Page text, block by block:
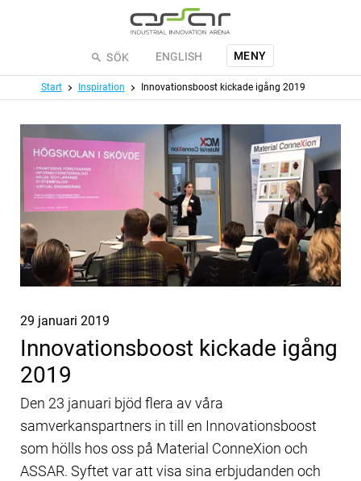
SÖK ENGLISH MENY
MenyStart Inspiration Innovationsboost kickade igång 2019
Publicerat
29 januari 2019
Innovationsboost kickade igång
2019
Den 23 januari bjöd flera av våra
samverkanspartners in till en Innovationsboost
som hölls hos oss på Material ConneXion och
ASSAR. Syftet var att visa sina erbjudanden och